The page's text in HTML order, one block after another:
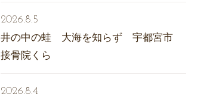
井の中の蛙 大海を知らず 宇都宮市
接骨院くら
2026.8.5
2026.8.4